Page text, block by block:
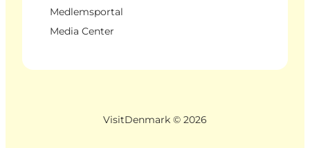
Medlemsportal
Media Center
VisitDenmark © 2026